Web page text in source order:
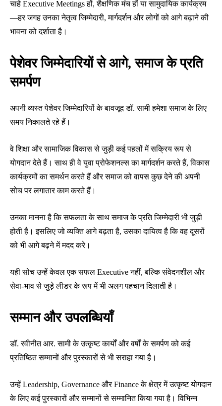
चाहे Executive Meetings हों, शैक्षणिक मंच हों या सामुदायिक कार्यक्रम
—हर जगह उनका नेतृत्व जिम्मेदारी, मार्गदर्शन और लोगों को आगे बढ़ाने की
भावना को दर्शाता है।
पेशेवर जिम्मेदारियों से आगे, समाज के प्रति
समर्पण
अपनी व्यस्त पेशेवर जिम्मेदारियों के बावजूद डॉ. सामी हमेशा समाज के लिए
समय निकालते रहे हैं।
वे शिक्षा और सामाजिक विकास से जुड़ी कई पहलों में सक्रिय रूप से
योगदान देते हैं। साथ ही वे युवा प्रोफेशनल्स का मार्गदर्शन करते हैं, विकास
कार्यक्रमों का समर्थन करते हैं और समाज को वापस कुछ देने की अपनी
सोच पर लगातार काम करते हैं।
उनका मानना है कि सफलता के साथ समाज के प्रति जिम्मेदारी भी जुड़ी
होती है। इसलिए जो व्यक्ति आगे बढ़ता है, उसका दायित्व है कि वह दूसरों
को भी आगे बढ़ने में मदद करे।
यही सोच उन्हें केवल एक सफल Executive नहीं, बल्कि संवेदनशील और
सेवा-भाव से जुड़े लीडर के रूप में भी अलग पहचान दिलाती है।
सम्मान और उपलब्धियाँ
डॉ. रवीनीत आर. सामी के उत्कृष्ट कार्यों और वर्षों के समर्पण को कई
प्रतिष्ठित सम्मानों और पुरस्कारों से भी सराहा गया है।
उन्हें Leadership, Governance और Finance के क्षेत्र में उत्कृष्ट योगदान
के लिए कई पुरस्कारों और सम्मानों से सम्मानित किया गया है। विभिन्न